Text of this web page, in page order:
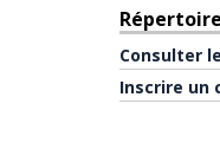
Consulter
Inscrire un